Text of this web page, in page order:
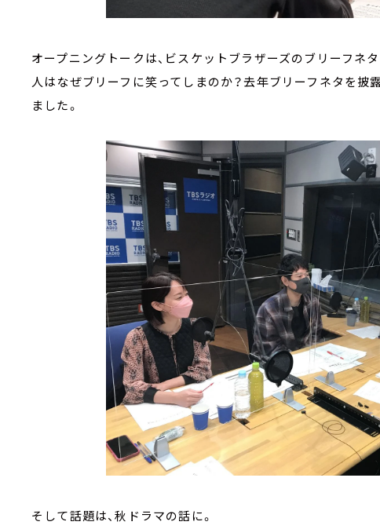
オープニングトークは、ビスケットブラザーズのブリーフネタ
人はなぜブリーフに笑ってしまのか？去年ブリーフネタを披
ました。
そして話題は、秋ドラマの話に。